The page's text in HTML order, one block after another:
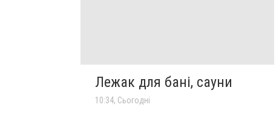
Лежак для бані, сауни
10:34, Сьогодні